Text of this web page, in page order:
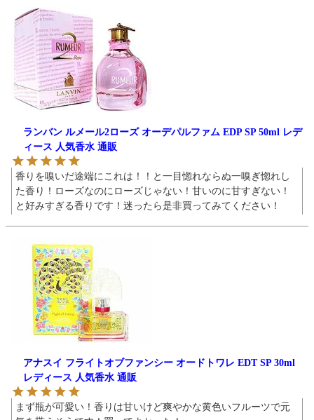
ランバン ルメール2ローズ オーデパルファム EDP SP 50ml レデ
ィース 人気香水 通販
香りを嗅いだ途端にこれは！！と一目惚れならぬ一嗅ぎ惚れし
た香り！ローズなのにローズじゃない！甘いのに甘すぎない！
と好みすぎる香りです！迷ったら是非買ってみてください！
アナスイ フライトオブファンシー オードトワレ EDT SP 30ml
レディース 人気香水 通販
まず瓶が可愛い！香りは甘いけど爽やかな黄色いフルーツで元